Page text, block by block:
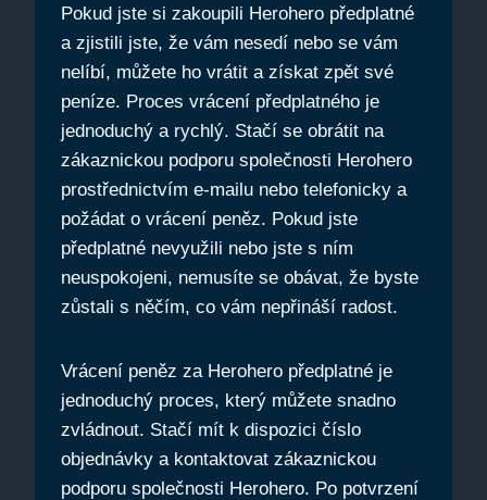
Pokud jste si zakoupili Herohero předplatné
a zjistili jste, že vám nesedí nebo se vám
nelíbí, můžete ho vrátit a získat zpět své
peníze. Proces vrácení předplatného je
jednoduchý a rychlý. Stačí se obrátit na
zákaznickou podporu společnosti Herohero
prostřednictvím e-mailu nebo telefonicky a
požádat o vrácení peněz. Pokud jste
předplatné nevyužili nebo jste s ním
neuspokojeni, nemusíte se obávat, že byste
zůstali s něčím, co vám nepřináší radost.
Vrácení peněz za Herohero předplatné je
jednoduchý proces, který můžete snadno
zvládnout. Stačí mít k dispozici číslo
objednávky a kontaktovat zákaznickou
podporu společnosti Herohero. Po potvrzení